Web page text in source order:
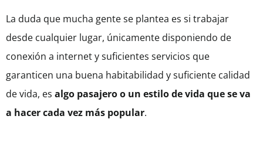
La duda que mucha gente se plantea es si trabajar
desde cualquier lugar, únicamente disponiendo de
conexión a internet y suficientes servicios que
garanticen una buena habitabilidad y suficiente calidad
de vida, es algo pasajero o un estilo de vida que se va
a hacer cada vez más popular.